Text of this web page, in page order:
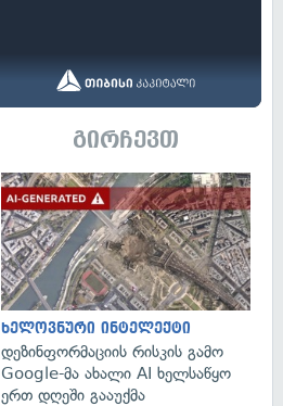
გირჩევთ
ხელოვნური ინტელექტი
დეზინფორმაციის რისკის გამო
Google-მა ახალი AI ხელსაწყო
ერთ დღეში გააუქმა